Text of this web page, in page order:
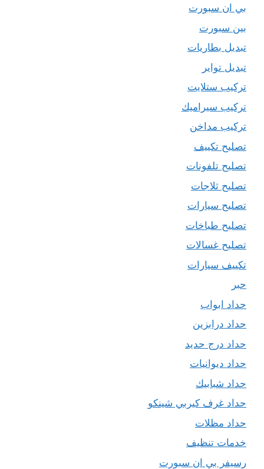
بي ان سبورت
بين سبورت
تبديل بطاريات
تبديل تواير
تركيب ستلايت
تركيب سيراميك
تركيب مداخن
تصليح تكييف
تصليح تلفونات
تصليح ثلاجات
تصليح سيارات
تصليح طباخات
تصليح غسالات
تكييف سيارات
حبر
حداد ابواب
حداد درابزين
حداد درج حديد
حداد ديوانيات
حداد شبابيك
حداد غرف كيربي شينكو
حداد مظلات
خدمات تنظيف
رسيفر بي ان سبورت